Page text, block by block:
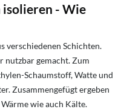
- Wie
verschiedenen Schichten.
nutzbar gemacht. Zum
Schaumstoff, Watte und
Zusammengefügt ergeben
wie auch Kälte.